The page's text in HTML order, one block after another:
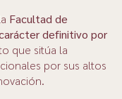
Facultad de
definitivo por
que sitúa la
por sus altos